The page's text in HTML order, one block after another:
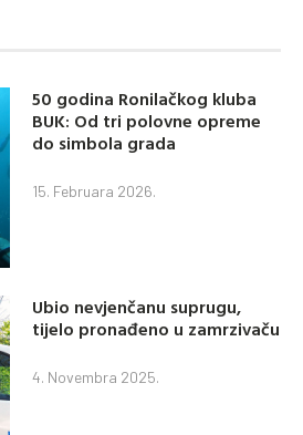
50 godina Ronilačkog kluba
BUK: Od tri polovne opreme
do simbola grada
15. Februara 2026.
Ubio nevjenčanu suprugu,
tijelo pronađeno u zamrzivaču
4. Novembra 2025.